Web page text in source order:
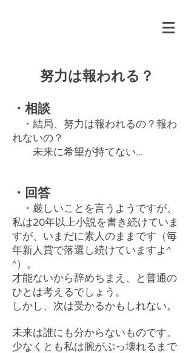
努力は報われる？
・相談
・結局、努力は報われるの？報わ
れないの？
未来に希望が持てない…
・回答
・厳しいことを言うようですが、
私は20年以上小説を書き続けていま
すが、いまだに素人のままです（毎
年新人賞で落選し続けていますよ^
^）。
才能ないから辞めちまえ、と普通の
ひとは考えるでしょう。
しかし、次は受かるかもしれない。
未来は誰にも分からないものです。
少なくとも私は腕がぶっ壊れるまで